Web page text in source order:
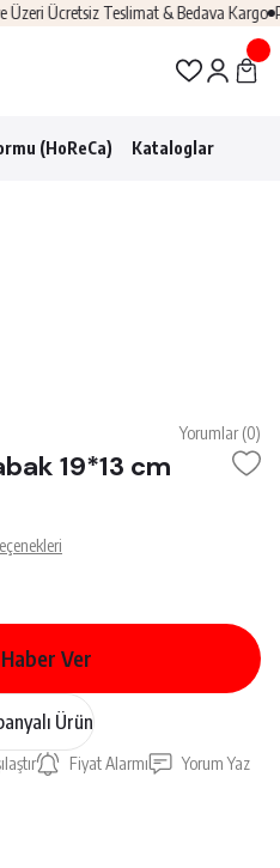
Ücretsiz Teslimat & Bedava Kargo
(HoReCa) Kataloglar
Yorumlar (0)
19*13 cm
Ver
Ürün
Fiyat Alarmı Yorum Yaz